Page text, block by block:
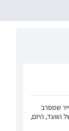
שמסרב
הוועד, היזם,